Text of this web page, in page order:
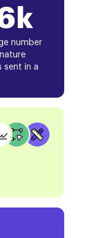
number
sent in a